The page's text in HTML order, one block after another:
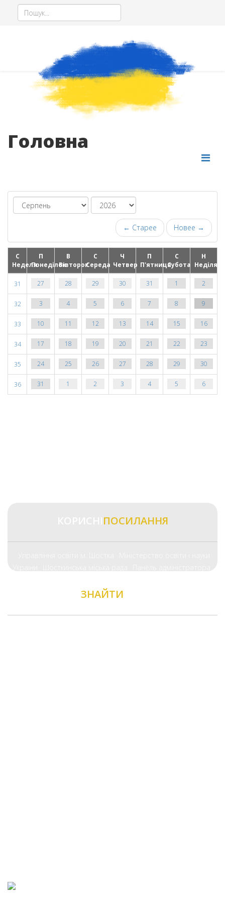
Головна
← Старее Новее →
С
Неделя
П
Понеділок
В
Вівторок
С
Середа
Ч
Четвер
П
П'ятниця
С
Субота
Н
Неділя
31 27 28 29 30 31 1 2
32 3 4 5 6 7 8 9
33 10 11 12 13 14 15 16
34 17 18 19 20 21 22 23
35 24 25 26 27 28 29 30
36 31 1 2 3 4 5 6
ПОСИЛАННЯ
ЗНАЙТИ